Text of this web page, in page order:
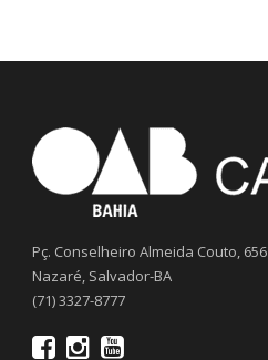
Pç. Conselheiro Almeida Couto, 656
Nazaré, Salvador-BA
(71) 3327-8777